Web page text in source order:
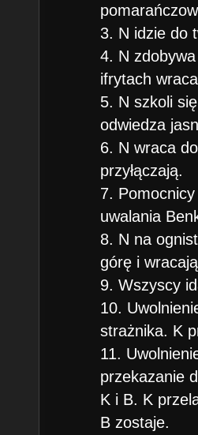
3. N idzie do
4. N
ifrytach
5. N szkoli
odwiedza
6. N wraca
przyłączają.
7.
uwalania
8. N na
górę i
9. Wszyscy
10.
strażnika. K
11.
przekazanie
K i B. K
B zostaje.